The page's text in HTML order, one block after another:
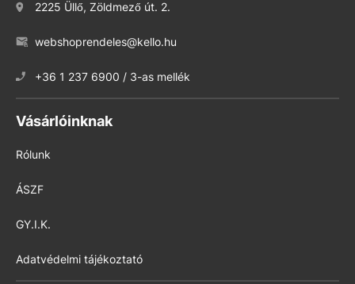
2225 Üllő, Zöldmező út. 2.
webshoprendeles@kello.hu
+36 1 237 6900 / 3-as mellék
Vásárlóinknak
Rólunk
ÁSZF
GY.I.K.
Adatvédelmi tájékoztató